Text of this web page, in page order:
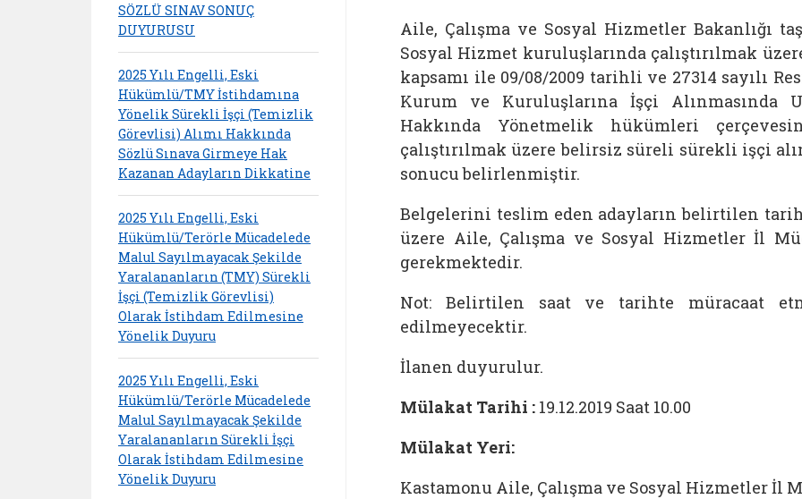
SÖZLÜ SINAV SONUÇ
DUYURUSU
2025 Yılı Engelli, Eski
Hükümlü/TMY İstihdamına
Yönelik Sürekli İşçi (Temizlik
Görevlisi) Alımı Hakkında
Sözlü Sınava Girmeye Hak
Kazanan Adayların Dikkatine
2025 Yılı Engelli, Eski
Hükümlü/Terörle Mücadelede
Malul Sayılmayacak Şekilde
Yaralananların (TMY) Sürekli
İşçi (Temizlik Görevlisi)
Olarak İstihdam Edilmesine
Yönelik Duyuru
2025 Yılı Engelli, Eski
Hükümlü/Terörle Mücadelede
Malul Sayılmayacak Şekilde
Yaralananların Sürekli İşçi
Olarak İstihdam Edilmesine
Yönelik Duyuru
Aile, Çalışma ve Sosyal Hizmetler Bakanlığı
Sosyal Hizmet kuruluşlarında çalıştırılmak
kapsamı ile 09/08/2009 tarihli ve 27314 sayılı
Kurum ve Kuruluşlarına İşçi Alınmasında
Hakkında Yönetmelik hükümleri
çalıştırılmak üzere belirsiz süreli sürekli işçi
sonucu belirlenmiştir.
Belgelerini teslim eden adayların belirtilen
üzere Aile, Çalışma ve Sosyal Hizmetler İl
gerekmektedir.
Not: Belirtilen saat ve tarihte müracaat
edilmeyecektir.
İlanen duyurulur.
Mülakat Tarihi : 19.12.2019 Saat 10.00
Mülakat Yeri:
Kastamonu Aile, Çalışma ve Sosyal Hizmetler İl